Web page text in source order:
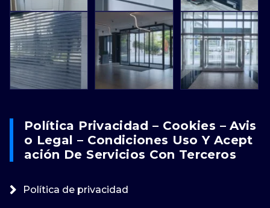
Política Privacidad – Cookies – Avis
O Legal – Condiciones Uso Y Acept
Ación De Servicios Con Terceros
Política de privacidad